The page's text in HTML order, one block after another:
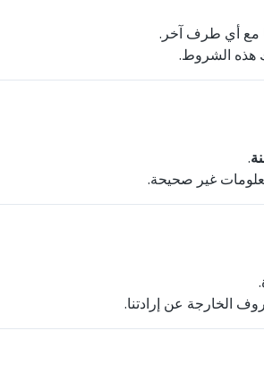
مع أي طرف آخر.
هذه الشروط.
.
غير صحيحة.
الخارجة عن إرادتنا.